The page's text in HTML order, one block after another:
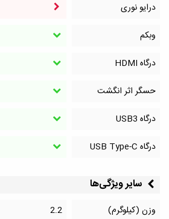
درایو نوری
وبکم
درگاه HDMI
حسگر اثر انگشت
درگاه‌ USB3
درگاه‌ USB Type-C
سایر ویژگی‌ها
وزن (کیلوگرم) 2.2